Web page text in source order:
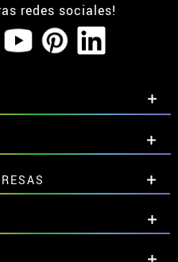
redes sociales!
y empresas.